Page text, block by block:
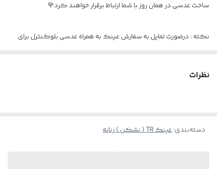
مناسب برای هم دید دور و هم دید نزدیک
ساخت عدسی در همان روز با شما ارتباط برقرار خواهند کرد🌹
نکته : درصورت تمایل به سفارش عینک به همراه عدسی بلوکنترل برای
نظرات
دسته‌بندی:عینک TR ( نشکن ) زنانه